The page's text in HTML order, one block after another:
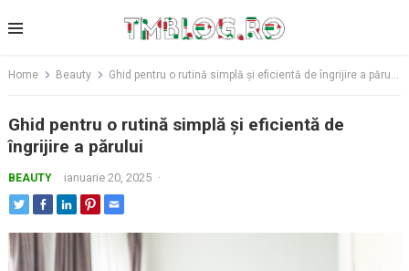
to
Home Beauty Ghid pentru o rutină simplă și eficientă de îngrijire a părului
Ghid pentru o rutină simplă și eficientă de
îngrijire a părului
BEAUTY ianuarie 20, 2025 ·